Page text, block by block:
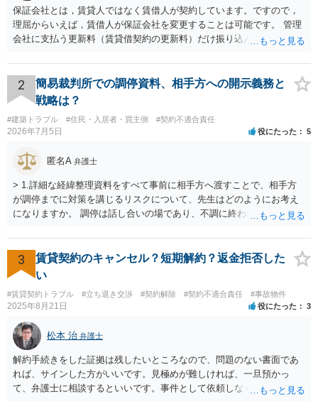
保証会社とは，賃貸人ではなく賃借人が契約しています。ですので，
理屈からいえば，賃借人が保証会社を変更することは可能です。 管理
会社に支払う更新料（賃貸借契約の更新料）だけ振り込んで，保証会
ば，その保証会社との契約は更新されません。 ただ，賃貸人との賃貸
借契約書上で，賃貸借契約期間中，保証会社との保証契約をする義務
が規定されている場合があり，「賃貸人指定の」保証会社との契約が
義務付けられている場合もあり得ます。この場合には，賃貸人指定以
外の保証会社とは契約できないことになります。そのような縛りがな
ければ，別の保証会社との契約に変更できる可能性もあります。 まず
は賃貸借契約書の規定を確認する必要があります。
2
簡易裁判所での調停資料、相手方への開示義務と
戦略は？
#建築トラブル #住民・入居者・買主側 #契約不適合責任
2026年7月5日 役にたった 5
匿名A 弁護士
> 1.詳細な経緯整理資料をすべて事前に相手方へ渡すことで、相手方
が調停までに対策を講じるリスクについて、先生はどのようにお考え
になりますか。 調停は話し合いの場であり、不調に終われば訴訟で解
いう姑息な手段は使えませんし、公平かつ納得のできる解決というの
は、当事者と裁判所が同じ主張と証拠関係を踏まえた上で初めて実現
できるものだと考えます。 > 2.また、開示する範囲や内容の見せ方に
弁護士によって考え方が異なるかもしれませんが、資料の一部を相手
に見せないという行動は、その資料（や隠している部分）には提出者
にとって不利な事実が隠されているという推認を働かせることに繋が
るリスクがあります（もちろん、争点と全く無関係な部分をマスキン
グ等することはありますが、それは手続戦略とは別の問題です）。 裁
判所は公平な第三者であり、調停委員会に与える心証も考慮する必要
があります。手続を有利に進めたいのであれば、証拠の出し方より
も、どのような反論でも対応できるように自身の主張をきちんと押さ
3
賃貸契約のキャンセル？短期解約？返金拒否した
い
#賃貸契約トラブル #立ち退き交渉 #契約解除 #契約不適合責任 #事故物件
2025年8月21日 役にたった 3
松本 治 弁護士
解約手続きをした証拠は残したいところなので、問題のない書面であ
れば、サインした方がいいです。見極めが難しければ、一旦預かっ
て、弁護士に相談するといいです。事件として依頼しなくても、それ